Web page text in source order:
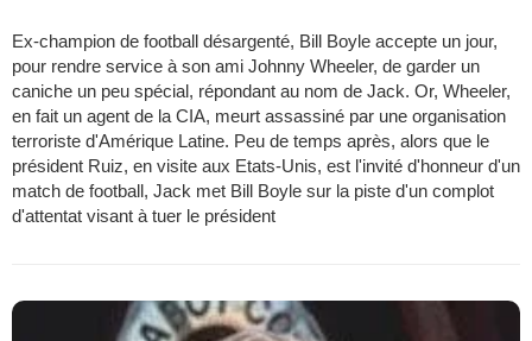
Ex-champion de football désargenté, Bill Boyle accepte un jour,
pour rendre service à son ami Johnny Wheeler, de garder un
caniche un peu spécial, répondant au nom de Jack. Or, Wheeler,
en fait un agent de la CIA, meurt assassiné par une organisation
terroriste d'Amérique Latine. Peu de temps après, alors que le
président Ruiz, en visite aux Etats-Unis, est l'invité d'honneur d'un
match de football, Jack met Bill Boyle sur la piste d'un complot
d'attentat visant à tuer le président